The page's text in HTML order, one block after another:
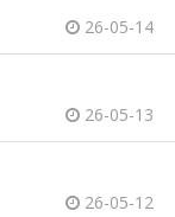
26-05-14
26-05-13
26-05-12